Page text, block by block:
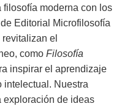
moderna con los
de Editorial Microfilosofía
el
como Filosofía
inspirar el aprendizaje
intelectual. Nuestra
exploración de ideas